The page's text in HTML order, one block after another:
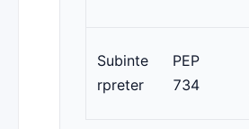
Subinte
rpreter
PEP
734